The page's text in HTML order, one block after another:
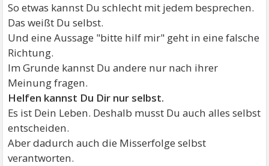
So etwas kannst Du schlecht mit jedem besprechen.
Das weißt Du selbst.
Und eine Aussage "bitte hilf mir" geht in eine falsche
Richtung.
Im Grunde kannst Du andere nur nach ihrer
Meinung fragen.
Helfen kannst Du Dir nur selbst.
Es ist Dein Leben. Deshalb musst Du auch alles selbst
entscheiden.
Aber dadurch auch die Misserfolge selbst
verantworten.